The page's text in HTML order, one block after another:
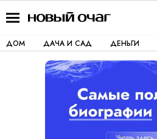
ДОМ ДАЧА И САД ДЕНЬГИ